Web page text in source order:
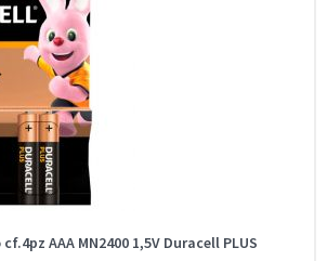
AAA MN2400 1,5V Duracell PLUS